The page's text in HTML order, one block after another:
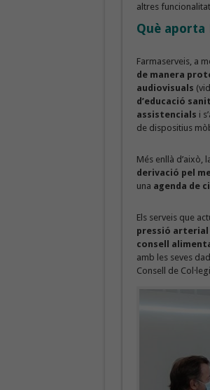
altres
Què aporta
Farmaserveis, a
de manera
audiovisuals
d’educació
assistencials i
de dispositius
Més enllà
derivació pel
una agenda de
Els serveis que
pressió arterial
consell
amb les seves
Consell de